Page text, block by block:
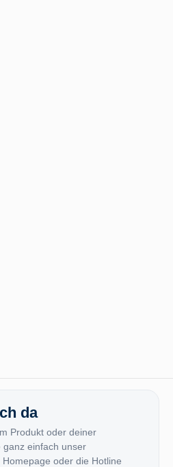
da
Produkt oder deiner
ganz einfach unser
oder die Hotline